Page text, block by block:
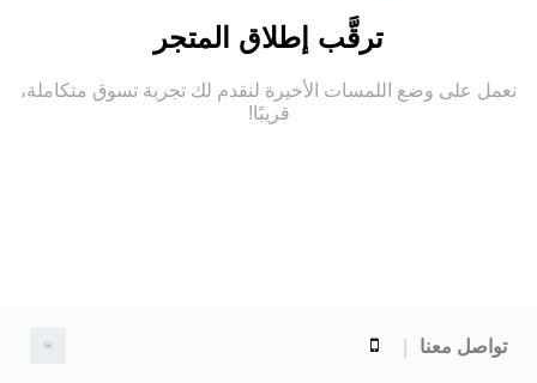
ترقَّب إطلاق المتجر
نعمل على وضع اللمسات الأخيرة لنقدم لك تجربة تسوق متكاملة،
قريبًا!
تواصل معنا